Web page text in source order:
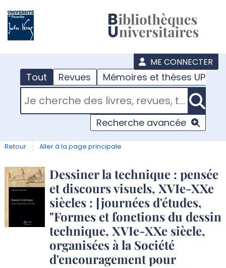
ME CONNECTER
Tout Revues Mémoires et thèses UPJV
RECHERCHER DANS "TOUT"
Recherche avancée
Retour Aller à la page principale
Détail
document
Dessiner la technique : pensée
et discours visuels, XVIe-XXe
siècles : [journées d'études,
"Formes et fonctions du dessin
technique, XVIe-XXe siècle,
organisées à la Société
d'encouragement pour